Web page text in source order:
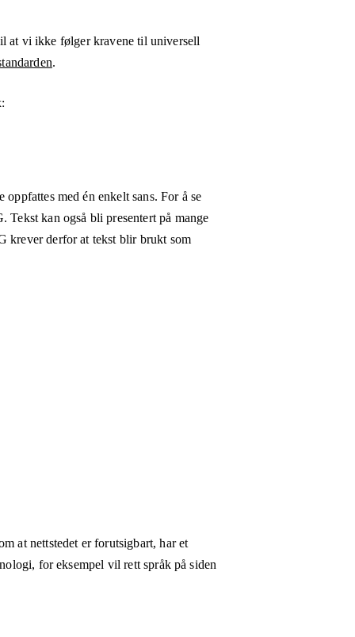
at vi ikke følger kravene til universell
.
med én enkelt sans. For å se
kan også bli presentert på mange
krever derfor at tekst blir brukt som
at nettstedet er forutsigbart, har et
for eksempel vil rett språk på siden